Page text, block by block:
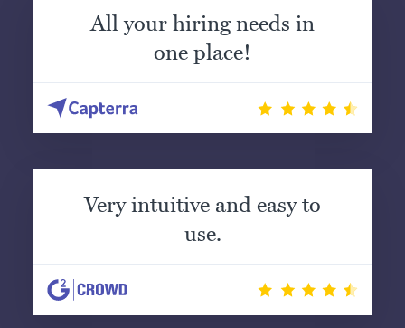
All your hiring needs in
one place!
Very intuitive and easy to
use.